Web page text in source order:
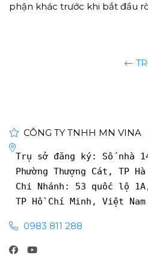
phận khác trước khi bắt đầu
CÔNG TY TNHH MN VINA
Trụ sở đăng ký: Số nhà
Phường Thượng Cát, TP
Chi Nhánh: 53 quốc lộ
TP Hồ Chí Minh, Việt Nam
0983 811 288